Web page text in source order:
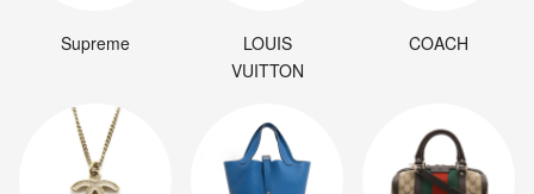
Supreme
LOUIS
VUITTON
COACH